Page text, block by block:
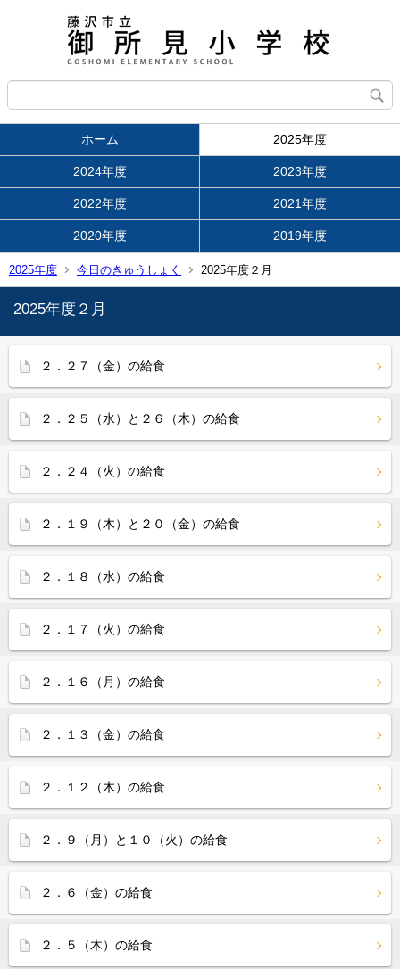
ホーム 2025年度
2024年度 2023年度
2022年度 2021年度
2020年度 2019年度
2025年度 今日のきゅうしょく 2025年度２月
2025年度２月
２．２７（金）の給食
２．２５（水）と２６（木）の給食
２．２４（火）の給食
２．１９（木）と２０（金）の給食
２．１８（水）の給食
２．１７（火）の給食
２．１６（月）の給食
２．１３（金）の給食
２．１２（木）の給食
２．９（月）と１０（火）の給食
２．６（金）の給食
２．５（木）の給食